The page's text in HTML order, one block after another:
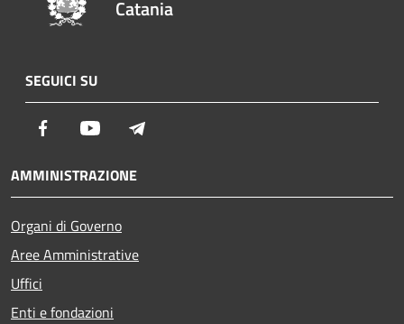
Catania
SEGUICI SU
Facebook Youtube
AMMINISTRAZIONE
Organi di Governo
Aree Amministrative
Uffici
Enti e fondazioni